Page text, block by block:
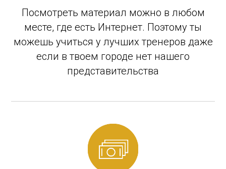
Посмотреть материал можно в любом
месте, где есть Интернет. Поэтому ты
можешь учиться у лучших тренеров даже
если в твоем городе нет нашего
представительства